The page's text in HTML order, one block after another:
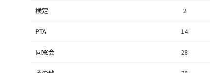
集中研修（総合探究科） 37
検定 2
PTA 14
同窓会 28